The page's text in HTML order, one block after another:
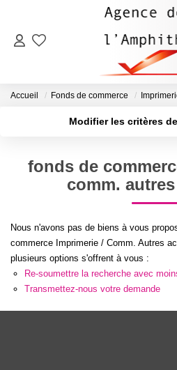
NOTRE
Qui
Notre
Accueil Fonds de commerce
Modifier les critères
Type de bien
Créer une alerte
fonds de
comm.
Nous n'avons pas de biens à vous
commerce Imprimerie / Comm. Autres
plusieurs options s'offrent à vous :
Re-soumettre la recherche avec
Transmettez-nous votre demande